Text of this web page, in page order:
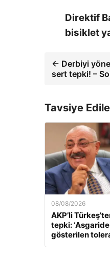
Direktif
bisiklet
← Derbiyi
sert tepki! –
Tavsiye
08/08/2026
AKP’li
tepki:
gösterilen